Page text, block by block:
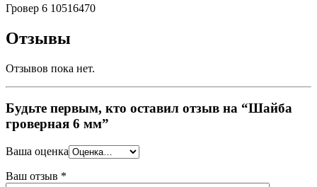
Гровер 6 10516470
Отзывы
Отзывов пока нет.
Будьте первым, кто оставил отзыв на “Шайба
гроверная 6 мм”
Ваша оценка
Ваш отзыв *